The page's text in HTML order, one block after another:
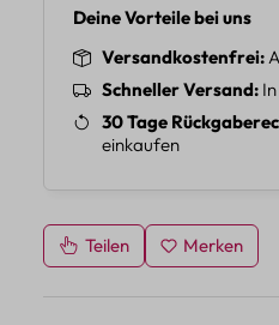
Deine Vorteile bei uns
Versandkostenfrei
Schneller Versand
30 Tage
einkaufen
Teilen Merken